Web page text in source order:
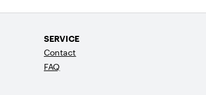
SERVICE
Contact
FAQ